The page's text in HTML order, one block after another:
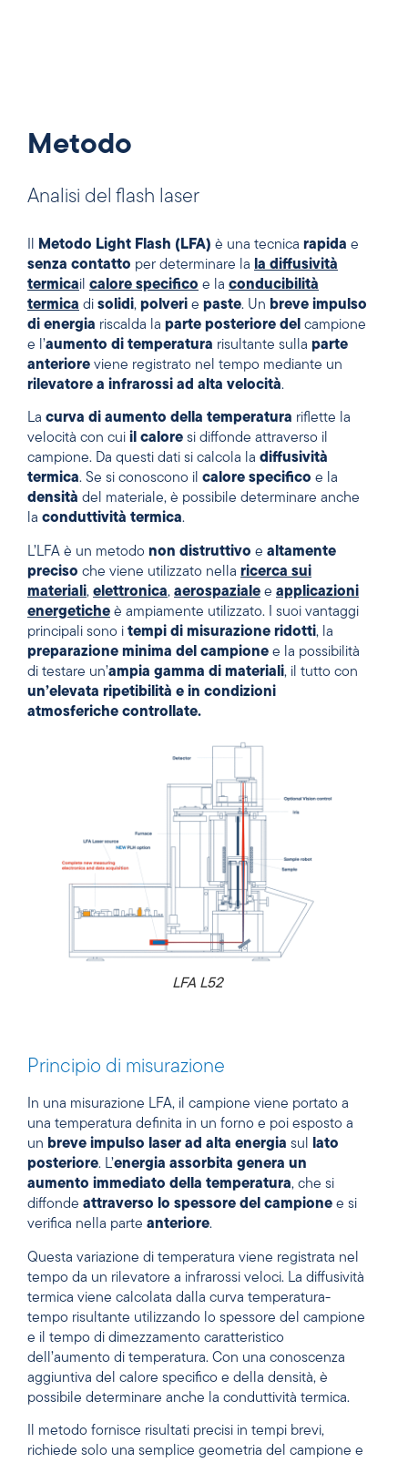
Metodo
Analisi del flash laser
Metodo Light Flash (LFA) è una tecnica rapida e
senza contatto per determinare la la diffusività
termicail calore specifico e la conducibilità
termica di solidi, polveri e paste. Un breve impulso
di energia riscalda la parte posteriore del campione
e l’aumento di temperatura risultante sulla parte
anteriore viene registrato nel tempo mediante un
rilevatore a infrarossi ad alta velocità.
La curva di aumento della temperatura riflette la
velocità con cui il calore si diffonde attraverso il
campione. Da questi dati si calcola la diffusività
termica. Se si conoscono il calore specifico e la
densità del materiale, è possibile determinare anche
la conduttività termica.
L’LFA è un metodo non distruttivo e altamente
preciso che viene utilizzato nella ricerca sui
materiali, elettronica, aerospaziale e applicazioni
energetiche è ampiamente utilizzato. I suoi vantaggi
principali sono i tempi di misurazione ridotti, la
preparazione minima del campione e la possibilità
di testare un’ampia gamma di materiali, il tutto con
un’elevata ripetibilità e in condizioni
atmosferiche controllate.
LFA L52
Principio di misurazione
In una misurazione LFA, il campione viene portato a
una temperatura definita in un forno e poi esposto a
un breve impulso laser ad alta energia sul lato
posteriore. L’energia assorbita genera un
aumento immediato della temperatura, che si
diffonde attraverso lo spessore del campione e si
verifica nella parte anteriore.
Questa variazione di temperatura viene registrata nel
tempo da un rilevatore a infrarossi veloci. La diffusività
termica viene calcolata dalla curva temperatura-
tempo risultante utilizzando lo spessore del campione
e il tempo di dimezzamento caratteristico
dell’aumento di temperatura. Con una conoscenza
aggiuntiva del calore specifico e della densità, è
possibile determinare anche la conduttività termica.
Il metodo fornisce risultati precisi in tempi brevi,
richiede solo una semplice geometria del campione e